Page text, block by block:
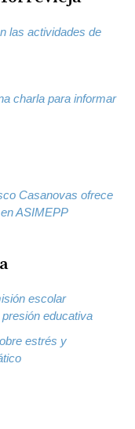
las actividades de
charla para informar
Casanovas ofrece
ASIMEPP
escolar
educativa
estrés y